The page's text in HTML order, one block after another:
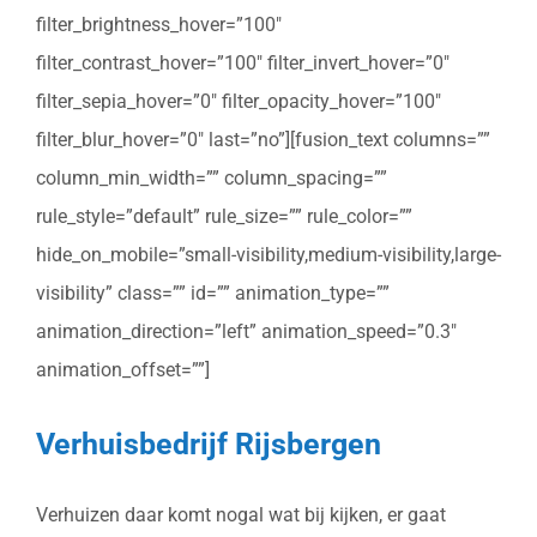
filter_brightness_hover=”100″
filter_contrast_hover=”100″ filter_invert_hover=”0″
filter_sepia_hover=”0″ filter_opacity_hover=”100″
filter_blur_hover=”0″ last=”no”][fusion_text columns=””
column_min_width=”” column_spacing=””
rule_style=”default” rule_size=”” rule_color=””
hide_on_mobile=”small-visibility,medium-visibility,large-
visibility” class=”” id=”” animation_type=””
animation_direction=”left” animation_speed=”0.3″
animation_offset=””]
Verhuisbedrijf Rijsbergen
Verhuizen daar komt nogal wat bij kijken, er gaat